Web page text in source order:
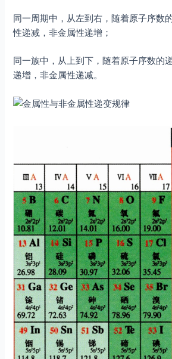
同一周期中，从左到右，随着原子序数
性递减，非金属性递增；
同一族中，从上到下，随着原子序数的
递增，非金属性递减。